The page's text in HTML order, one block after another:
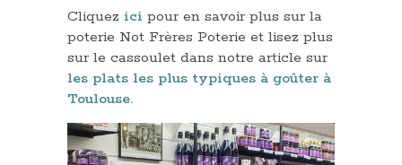
Cliquez ici pour en savoir plus sur la
poterie Not Frères Poterie et lisez plus
sur le cassoulet dans notre article sur
les plats les plus typiques à goûter à
Toulouse.